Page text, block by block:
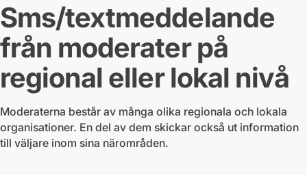
Sms/textmeddelande
från moderater på
regional eller lokal nivå
Moderaterna består av många olika regionala och lokala
organisationer. En del av dem skickar också ut information
till väljare inom sina närområden.